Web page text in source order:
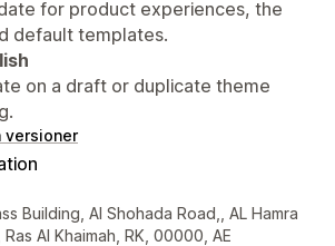
for product experiences, the
default templates.
on a draft or duplicate theme
versioner
Building, Al Shohada Road,, AL Hamra
Al Khaimah, RK, 00000, AE